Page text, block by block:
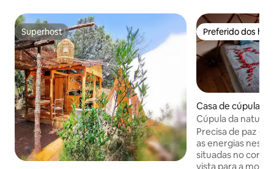
Superhost
Superhost Preferido dos
Preferido dos
Casa de cúpula ⋅
Cúpula da
Precisa de paz e
as energias
situadas no
vista para a montanha. O